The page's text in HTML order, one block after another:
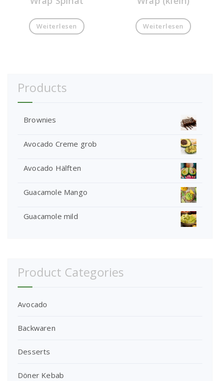
Weiterlesen Weiterlesen
Products
Brownies
Avocado Creme grob
Avocado Hälften
Guacamole Mango
Guacamole mild
Product Categories
Avocado
Backwaren
Desserts
Döner Kebab